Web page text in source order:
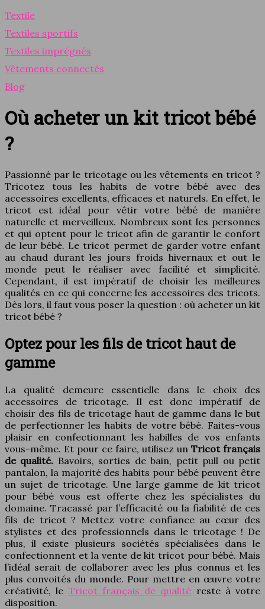
Textile
Textiles sportifs
Textiles imprégnés
Vêtements connectés
Blog
Où acheter un kit tricot bébé
?
Passionné par le tricotage ou les vêtements en tricot ?
Tricotez tous les habits de votre bébé avec des
accessoires excellents, efficaces et naturels. En effet, le
tricot est idéal pour vêtir votre bébé de manière
naturelle et merveilleux. Nombreux sont les personnes
et qui optent pour le tricot afin de garantir le confort
de leur bébé. Le tricot permet de garder votre enfant
au chaud durant les jours froids hivernaux et out le
monde peut le réaliser avec facilité et simplicité.
Cependant, il est impératif de choisir les meilleures
qualités en ce qui concerne les accessoires des tricots.
Dès lors, il faut vous poser la question : où acheter un kit
tricot bébé ?
Optez pour les fils de tricot haut de
gamme
La qualité demeure essentielle dans le choix des
accessoires de tricotage. Il est donc impératif de
choisir des fils de tricotage haut de gamme dans le but
de perfectionner les habits de votre bébé. Faites-vous
plaisir en confectionnant les habilles de vos enfants
vous-même. Et pour ce faire, utilisez un Tricot français
de qualité. Bavoirs, sorties de bain, petit pull ou petit
pantalon, la majorité des habits pour bébé peuvent être
un sujet de tricotage. Une large gamme de kit tricot
pour bébé vous est offerte chez les spécialistes du
domaine. Tracassé par l’efficacité ou la fiabilité de ces
fils de tricot ? Mettez votre confiance au cœur des
stylistes et des professionnels dans le tricotage ! De
plus, il existe plusieurs sociétés spécialisées dans le
confectionnent et la vente de kit tricot pour bébé. Mais
l’idéal serait de collaborer avec les plus connus et les
plus convoités du monde. Pour mettre en œuvre votre
créativité, le Tricot français de qualité reste à votre
disposition.